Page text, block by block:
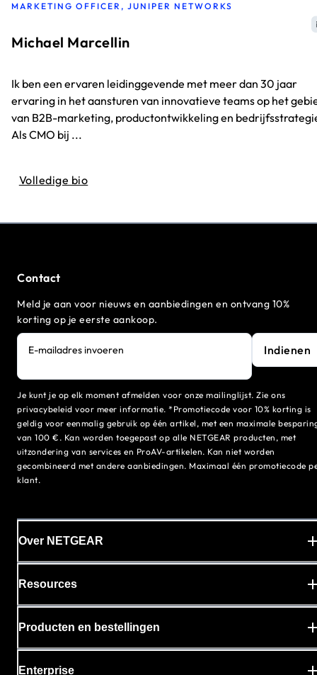
MARKETING OFFICER, JUNIPER NETWORKS
Michael Marcellin
Ik ben een ervaren leidinggevende met meer dan 30 jaar
ervaring in het aansturen van innovatieve teams op het
van B2B-marketing, productontwikkeling en
Als CMO bij ...
Volledige bio
Contact
Meld je aan voor nieuws en aanbiedingen en ontvang 10%
korting op je eerste aankoop.
E-mailadres invoeren Indienen
Je kunt je op elk moment afmelden voor onze mailinglijst. Zie ons
privacybeleid voor meer informatie. *Promotiecode voor 10% korting is
geldig voor eenmalig gebruik op één artikel, met een maximale
van 100 €. Kan worden toegepast op alle NETGEAR producten, met
uitzondering van services en ProAV-artikelen. Kan niet worden
gecombineerd met andere aanbiedingen. Maximaal één promotiecode
klant.
Over NETGEAR
Resources
Producten en bestellingen
Enterprise